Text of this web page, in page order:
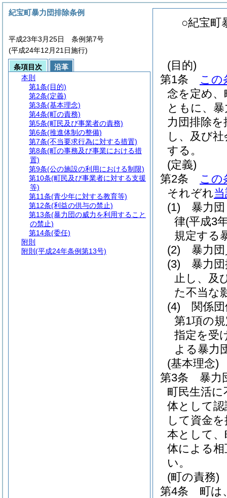
○紀宝町
(目的)
第1条
この
念を定め
ともに、
力団排除
し、及び
する。
(定義)
第2条
この
それぞれ
(1)
暴力
律(平成3
規定する
(2)
暴力
(3)
暴力
止し、及
た不当な
(4)
関係
第1項の
指定を受
よる暴力
(基本理念)
第3条
暴力
町民生活
体として
して資金
本として、
体による
い。
(町の責務)
第4条
町は
紀宝町暴力団排除条例
平成23年3月25日 条例第7号
(平成24年12月21日施行)
条項目次
沿革
本則
第1条(目的)
第2条(定義)
第3条(基本理念)
第4条(町の責務)
第5条(町民及び事業者の責務)
第6条(推進体制の整備)
第7条(不当要求行為に対する措置)
第8条(町の事務及び事業における措
置)
第9条(公の施設の利用における制限)
第10条(町民及び事業者に対する支援
等)
第11条(青少年に対する教育等)
第12条(利益の供与の禁止)
第13条(暴力団の威力を利用すること
の禁止)
第14条(委任)
附則
附則 (平成24年条例第13号)